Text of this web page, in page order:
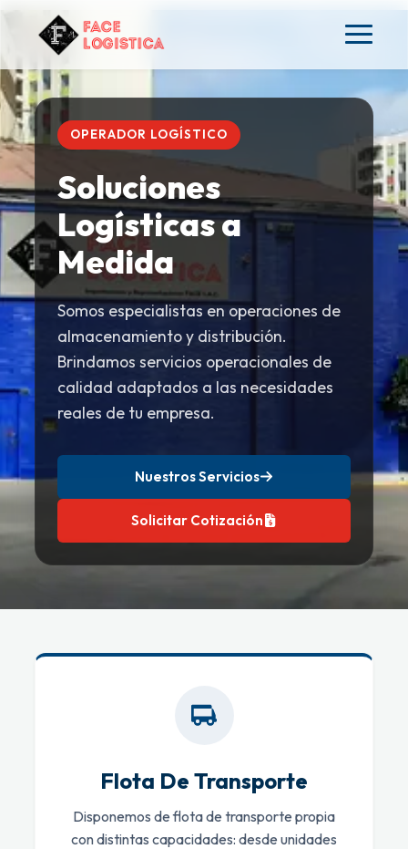
OPERADOR LOGÍSTICO
Soluciones
Logísticas a
Medida
Somos especialistas en operaciones de
almacenamiento y distribución.
Brindamos servicios operacionales de
calidad adaptados a las necesidades
reales de tu empresa.
Nuestros Servicios
Solicitar Cotización
Flota De Transporte
Disponemos de flota de transporte propia
con distintas capacidades: desde unidades